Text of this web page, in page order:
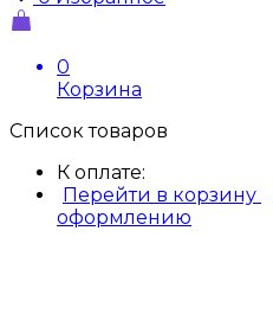
0
Корзина
Список товаров
К оплате:
Перейти в корзину
оформлению